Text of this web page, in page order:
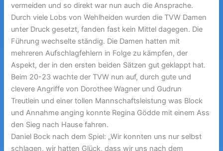
vermeiden und so direkt war nun auch die Ansprache.
Durch viele Lobs von Wehlheiden wurden die TVW Damen
unter Druck gesetzt, fanden fast kein Mittel dagegen. Die
Führung wechselte ständig. Die Damen hatten mit
mehreren Aufschlagfehlern in Folge zu kämpfen, der
Aspekt, der in den ersten beiden Sätzen gut geklappt hat.
Beim 20-23 wachte der TVW nun auf, durch gute und
clevere Angriffe von Dorothee Wagner und Gudrun
Treutlein und einer tollen Mannschaftsleistung was Block
und Annahme anging konnte Regina Gödde mit einem Ass
den Sieg nach Hause fahren.
Daniel Bock nach dem Spiel: „Wir konnten uns nur selbst
schlagen, wir hatten Glück, dass wir uns nach dem